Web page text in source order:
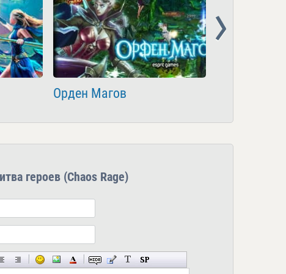
Орден Магов
героев (Chaos Rage)